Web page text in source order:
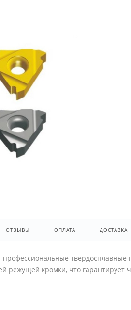
ОТЗЫВЫ ОПЛАТА ДОСТАВКА
профессиональные
режущей кромки, что гарантирует